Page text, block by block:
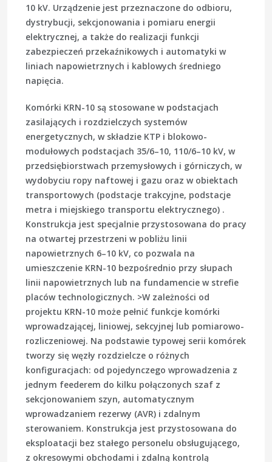
10 kV. Urządzenie jest przeznaczone do odbioru,
dystrybucji, sekcjonowania i pomiaru energii
elektrycznej, a także do realizacji funkcji
zabezpieczeń przekaźnikowych i automatyki w
liniach napowietrznych i kablowych średniego
napięcia.
Komórki KRN-10 są stosowane w podstacjach
zasilających i rozdzielczych systemów
energetycznych, w składzie KTP i blokowo-
modułowych podstacjach 35/6–10, 110/6–10 kV, w
przedsiębiorstwach przemysłowych i górniczych, w
wydobyciu ropy naftowej i gazu oraz w obiektach
transportowych (podstacje trakcyjne, podstacje
metra i miejskiego transportu elektrycznego) .
Konstrukcja jest specjalnie przystosowana do pracy
na otwartej przestrzeni w pobliżu linii
napowietrznych 6–10 kV, co pozwala na
umieszczenie KRN-10 bezpośrednio przy słupach
linii napowietrznych lub na fundamencie w strefie
placów technologicznych. >W zależności od
projektu KRN-10 może pełnić funkcje komórki
wprowadzającej, liniowej, sekcyjnej lub pomiarowo-
rozliczeniowej. Na podstawie typowej serii komórek
tworzy się węzły rozdzielcze o różnych
konfiguracjach: od pojedynczego wprowadzenia z
jednym feederem do kilku połączonych szaf z
sekcjonowaniem szyn, automatycznym
wprowadzaniem rezerwy (AVR) i zdalnym
sterowaniem. Konstrukcja jest przystosowana do
eksploatacji bez stałego personelu obsługującego,
z okresowymi obchodami i zdalną kontrolą